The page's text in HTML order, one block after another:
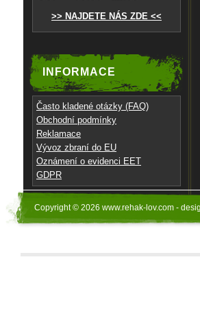
>> NAJDETE NÁS ZDE <<
INFORMACE
Často kladené otázky (FAQ)
Obchodní podmínky
Reklamace
Vývoz zbraní do EU
Oznámení o evidenci EET
GDPR
Copyright © 2026 www.rehak-lov.com -